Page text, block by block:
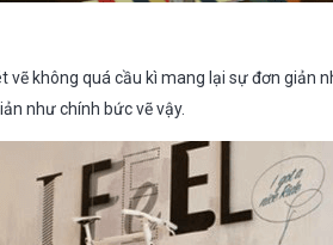
vẽ không quá cầu kì mang lại sự đơn giản
như chính bức vẽ vậy.